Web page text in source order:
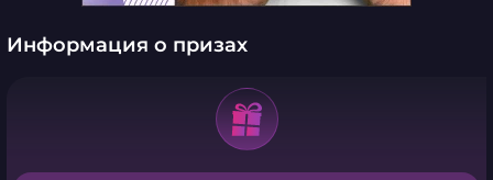
Информация о призах